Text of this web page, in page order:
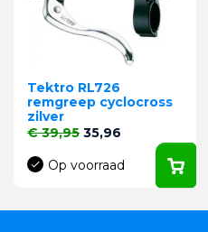
Tektro RL726
remgreep cyclocross
zilver
Normale prijs
€ 39,95 Prijs
35,96
Op voorraad